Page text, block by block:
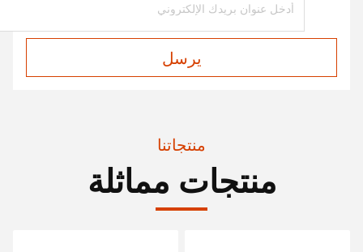
يرسل
منتجاتنا
منتجات مماثلة